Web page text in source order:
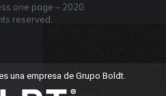
one page – 2020.
reserved.
una empresa de Grupo Boldt.